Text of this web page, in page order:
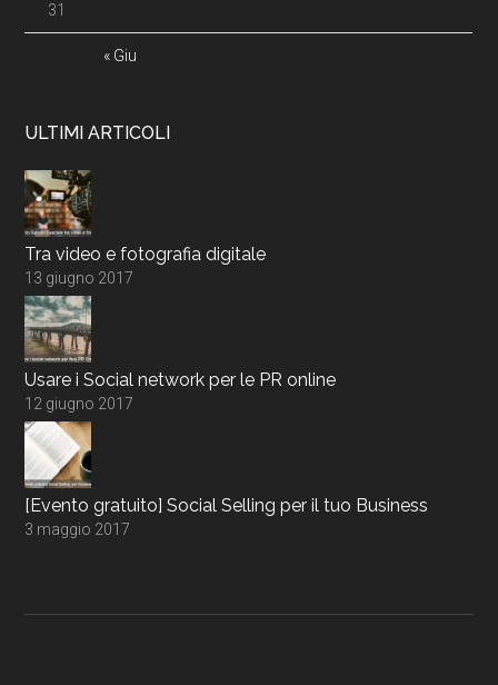
« Giu
31
ULTIMI ARTICOLI
Tra video e fotografia digitale
13 giugno 2017
Usare i Social network per le PR online
12 giugno 2017
[Evento gratuito] Social Selling per il tuo Business
3 maggio 2017